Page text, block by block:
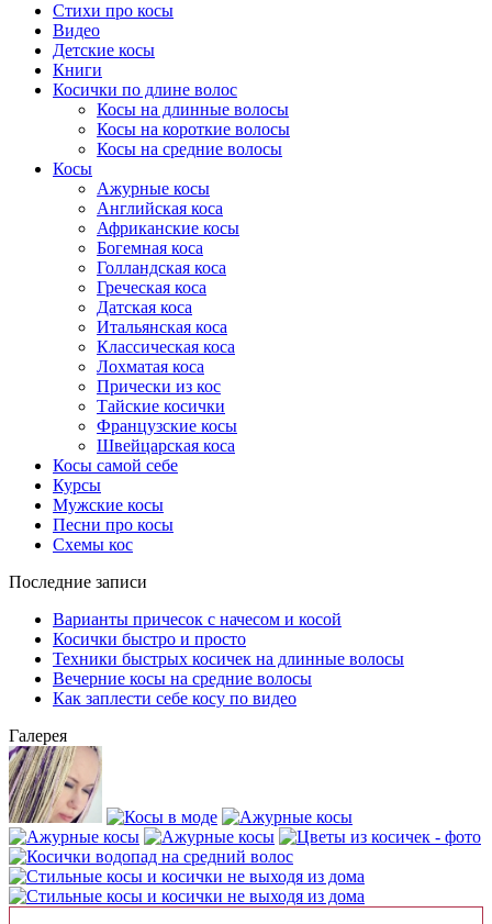
Cтихи про косы
Видео
Детские косы
Книги
Косички по длине волос
Косы на длинные волосы
Косы на короткие волосы
Косы на средние волосы
Косы
Ажурные косы
Английская коса
Африканские косы
Богемная коса
Голландская коса
Греческая коса
Датская коса
Итальянская коса
Классическая коса
Лохматая коса
Прически из кос
Тайские косички
Французские косы
Швейцарская коса
Косы самой себе
Курсы
Мужские косы
Песни про косы
Схемы кос
Последние записи
Варианты причесок с начесом и косой
Косички быстро и просто
Техники быстрых косичек на длинные волосы
Вечерние косы на средние волосы
Как заплести себе косу по видео
Галерея